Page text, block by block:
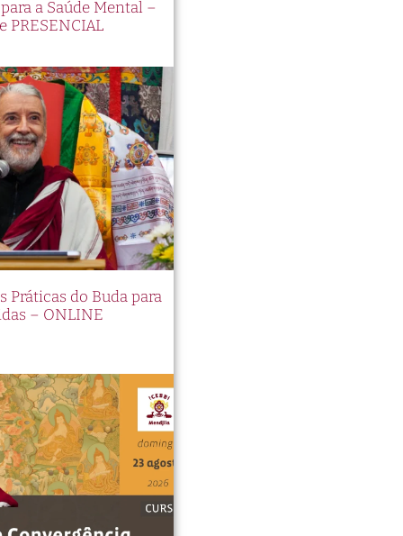
a Saúde Mental –
PRESENCIAL
Práticas do Buda para
– ONLINE